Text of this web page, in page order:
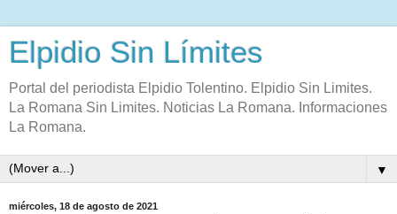
Elpidio Sin Límites
Portal del periodista Elpidio Tolentino. Elpidio Sin Limites.
La Romana Sin Limites. Noticias La Romana. Informaciones
La Romana.
▼
miércoles, 18 de agosto de 2021